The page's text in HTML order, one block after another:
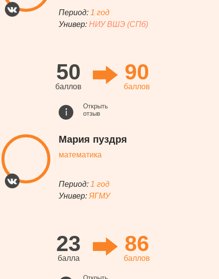
Период: 1 год
Универ: НИУ ВШЭ (СПб)
50
баллов
90
баллов
Открыть
отзыв
Мария пуздря
математика
Период: 1 год
Универ: ЯГМУ
23
балла
86
баллов